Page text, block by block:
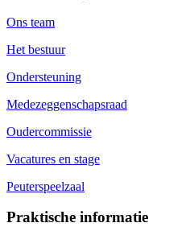
Ons team
Het bestuur
Ondersteuning
Medezeggenschapsraad
Oudercommissie
Vacatures en stage
Peuterspeelzaal
Praktische informatie